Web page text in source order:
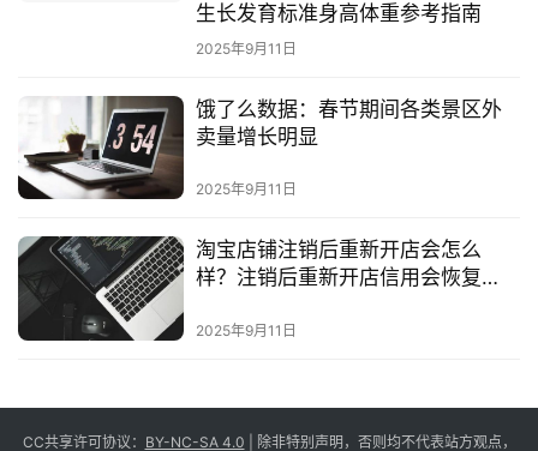
生长发育标准身高体重参考指南
2025年9月11日
饿了么数据：春节期间各类景区外
卖量增长明显
2025年9月11日
淘宝店铺注销后重新开店会怎么
样？注销后重新开店信用会恢复
2025年9月11日
CC共享许可协议： BY-NC-SA 4.0 | 除非特别声明，否则均不代表站方观点，